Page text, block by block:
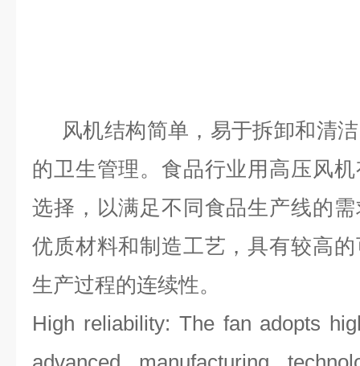
风机结构简单，易于拆卸和清
的卫生管理。食品行业用高压风
选择，以满足不同食品生产线的
优质材料和制造工艺，具有较高
生产过程的连续性。
High reliability: The fan adopts